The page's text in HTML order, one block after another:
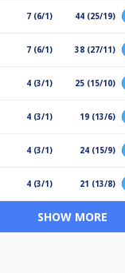
7 (6/1) 44 (25/19)
7 (6/1) 38 (27/11)
4 (3/1) 25 (15/10)
4 (3/1) 19 (13/6)
4 (3/1) 24 (15/9)
4 (3/1) 21 (13/8)
SHOW MORE